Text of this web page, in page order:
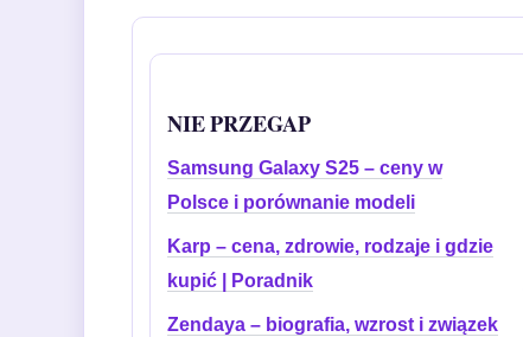
NIE PRZEGAP
Samsung Galaxy S25 – ceny w
Polsce i porównanie modeli
Karp – cena, zdrowie, rodzaje i gdzie
kupić | Poradnik
Zendaya – biografia, wzrost i związek